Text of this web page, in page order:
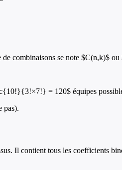
de combinaisons se note
= 120$ équipes
Il contient tous les coefficients